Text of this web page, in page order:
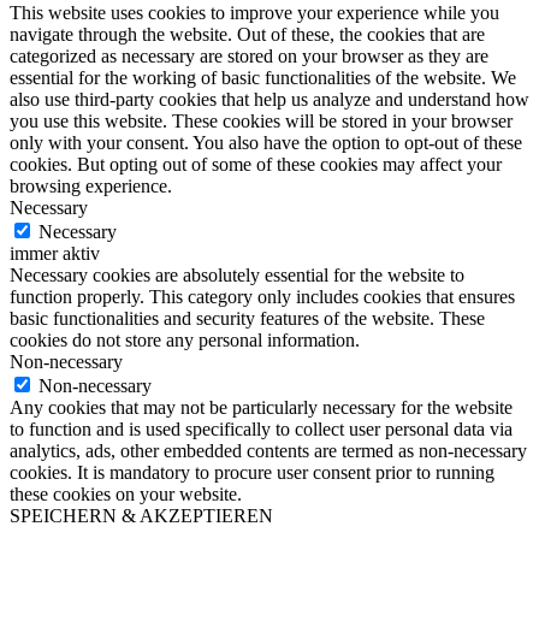
This website uses cookies to improve your experience while you
navigate through the website. Out of these, the cookies that are
categorized as necessary are stored on your browser as they are
essential for the working of basic functionalities of the website. We
also use third-party cookies that help us analyze and understand how
you use this website. These cookies will be stored in your browser
only with your consent. You also have the option to opt-out of these
cookies. But opting out of some of these cookies may affect your
browsing experience.
Necessary
Necessary
immer aktiv
Necessary cookies are absolutely essential for the website to
function properly. This category only includes cookies that ensures
basic functionalities and security features of the website. These
cookies do not store any personal information.
Non-necessary
Non-necessary
Any cookies that may not be particularly necessary for the website
to function and is used specifically to collect user personal data via
analytics, ads, other embedded contents are termed as non-necessary
cookies. It is mandatory to procure user consent prior to running
these cookies on your website.
SPEICHERN & AKZEPTIEREN